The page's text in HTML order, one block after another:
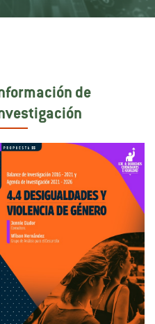
de